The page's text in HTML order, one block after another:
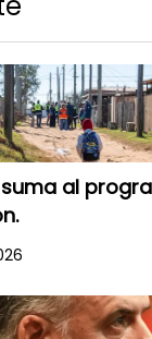
al